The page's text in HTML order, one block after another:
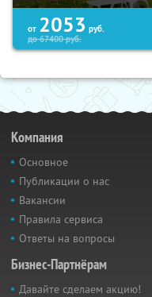
от 2053 руб.
до67400руб.
Компания
Основное
Публикации о нас
Вакансии
Правила сервиса
Ответы на вопросы
Бизнес-Партнёрам
Давайте сделаем акцию!